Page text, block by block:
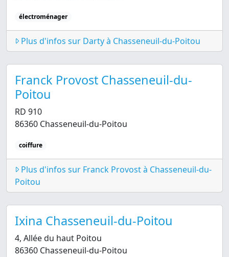
électroménager
Plus d'infos sur Darty à Chasseneuil-du-Poitou
Franck Provost Chasseneuil-du-
Poitou
RD 910
86360 Chasseneuil-du-Poitou
coiffure
Plus d'infos sur Franck Provost à Chasseneuil-du-
Poitou
Ixina Chasseneuil-du-Poitou
4, Allée du haut Poitou
86360 Chasseneuil-du-Poitou